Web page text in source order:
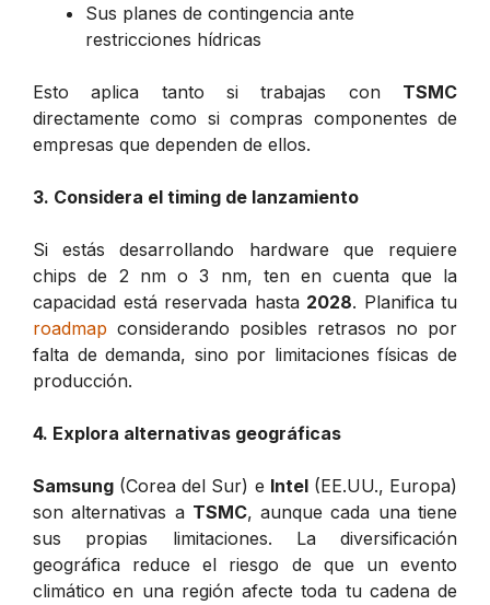
Sus planes de contingencia ante
restricciones hídricas
Esto aplica tanto si trabajas con TSMC
directamente como si compras componentes de
empresas que dependen de ellos.
3. Considera el timing de lanzamiento
Si estás desarrollando hardware que requiere
chips de 2 nm o 3 nm, ten en cuenta que la
capacidad está reservada hasta 2028. Planifica tu
roadmap considerando posibles retrasos no por
falta de demanda, sino por limitaciones físicas de
producción.
4. Explora alternativas geográficas
Samsung (Corea del Sur) e Intel(EE.UU., Europa)
son alternativas a TSMC, aunque cada una tiene
sus propias limitaciones. La diversificación
geográfica reduce el riesgo de que un evento
climático en una región afecte toda tu cadena de